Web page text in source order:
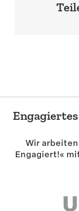
Wir
Engagiert!«